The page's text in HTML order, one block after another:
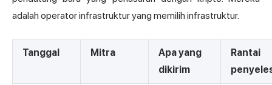
adalah operator infrastruktur yang memilih infrastruktur.
Tanggal Mitra
Apa yang
dikirim
Rantai